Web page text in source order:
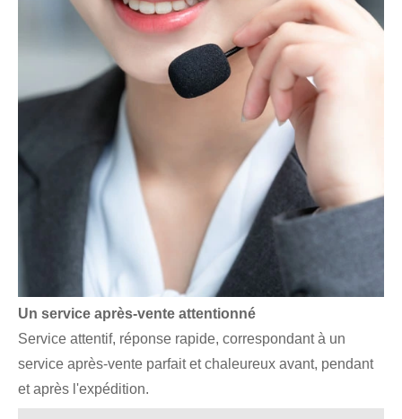
Un service après-vente attentionné
Service attentif, réponse rapide, correspondant à un
service après-vente parfait et chaleureux avant, pendant
et après l'expédition.